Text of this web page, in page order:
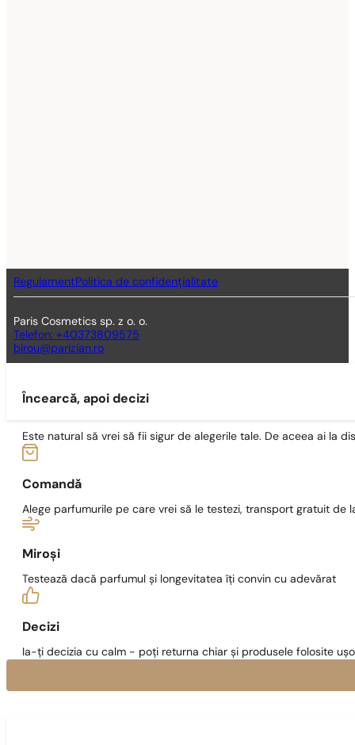
Regulament Politica de confidențialitate
Paris Cosmetics sp. z o. o.
Telefon: +40373809575
birou@parizian.ro
Încearcă, apoi decizi
Este natural să vrei să fii sigur de alegerile tale. De aceea ai la
Comandă
Alege parfumurile pe care vrei să le testezi, transport gratuit de
Miroși
Testează dacă parfumul și longevitatea îți convin cu adevărat
Decizi
Ia-ți decizia cu calm - poți returna chiar și produsele folosite